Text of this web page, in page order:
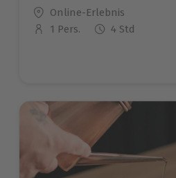
Standort
Online-Erlebnis
Anzahl der Teilnehmer
1 Pers. 4 Std